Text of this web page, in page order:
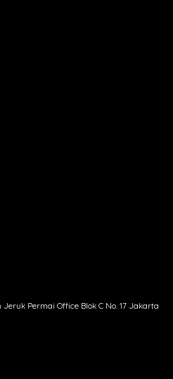
Permai Office Blok C No. 17 Jakarta